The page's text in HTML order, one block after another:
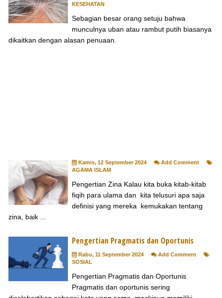
KESEHATAN
Sebagian besar orang setuju bahwa
munculnya uban atau rambut putih biasanya
dikaitkan dengan alasan penuaan.
Kamis, 12 September 2024
Add Comment
AGAMA ISLAM
Pengertian Zina Kalau kita buka kitab-kitab
fiqih para ulama dan kita telusuri apa saja
definisi yang mereka kemukakan tentang
zina, baik ...
Pengertian Pragmatis dan Oportunis
Rabu, 11 September 2024
Add Comment
SOSIAL
Pengertian Pragmatis dan Oportunis
Pragmatis dan oportunis sering